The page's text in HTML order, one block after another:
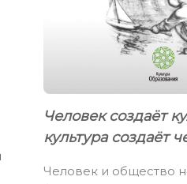
Человек создаёт
культура создаёт
Человек и общество